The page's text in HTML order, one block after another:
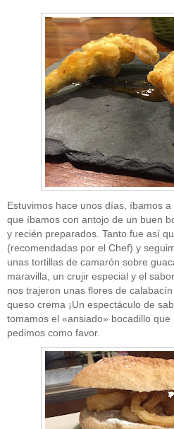
CATEGORÍAS
Sin categoría(207)
" ALT="RSS" /> SUSCRÍBETE
RSS - Entradas
ADMINISTRAR
Acceder
Estuvimos hace unos días, íbamos
que íbamos con antojo de un buen
y recién preparados. Tanto fue así
(recomendadas por el Chef) y
unas tortillas de camarón sobre
maravilla, un crujir especial y el
nos trajeron unas flores de
queso crema ¡Un espectáculo de
tomamos el «ansiado» bocadillo
pedimos como favor.